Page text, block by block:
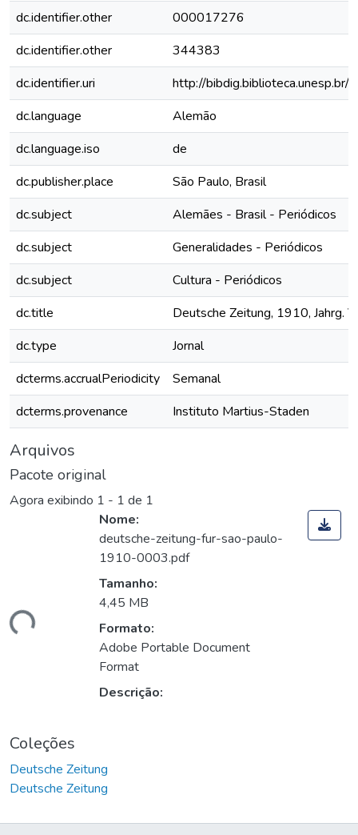
dc.identifier.other
000017276
dc.identifier.other
344383
dc.identifier.uri
http://
dc.language
Alemão
dc.language.iso
de
dc.publisher.place
São Paulo, Brasil
dc.subject
Alemães - Brasil - Periódicos
dc.subject
Generalidades - Periódicos
dc.subject
Cultura - Periódicos
dc.title
Deutsche Zeitung, 1910, Jahrg.
dc.type
Jornal
dcterms.accrualPeriodicity
Semanal
dcterms.provenance
Instituto Martius-Staden
Arquivos
Pacote original
Agora exibindo 1 - 1 de 1
Nome:
deutsche-zeitung-fur-sao-paulo-
1910-0003.pdf
Tamanho:
4,45 MB
Formato:
Adobe Portable Document
Format
Descrição:
Coleções
Deutsche Zeitung
Deutsche Zeitung